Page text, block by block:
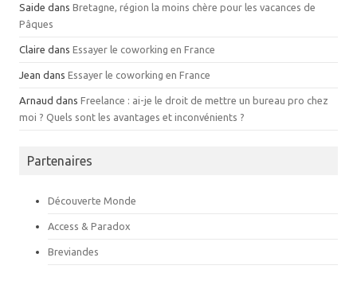
Saide dans Bretagne, région la moins chère pour les vacances de
Pâques
Claire dans Essayer le coworking en France
Jean dans Essayer le coworking en France
Arnaud dans Freelance : ai-je le droit de mettre un bureau pro chez
moi ? Quels sont les avantages et inconvénients ?
Partenaires
Découverte Monde
Access & Paradox
Breviandes